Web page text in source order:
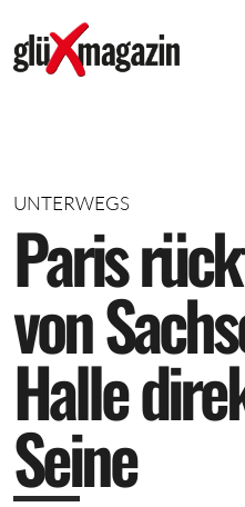
UNTERWEGS
Parisrück
vonSachs
Halledire
Seine